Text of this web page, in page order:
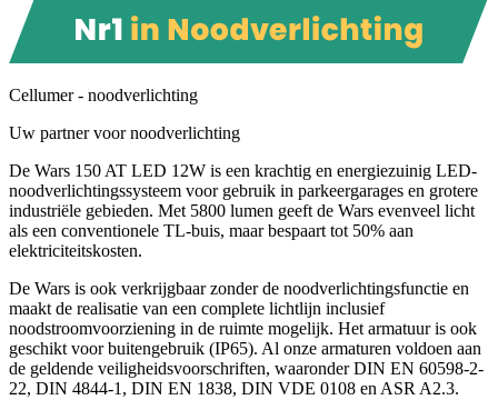
Cellumer - noodverlichting
Uw partner voor noodverlichting
De Wars 150 AT LED 12W is een krachtig en energiezuinig LED-
noodverlichtingssysteem voor gebruik in parkeergarages en grotere
industriële gebieden. Met 5800 lumen geeft de Wars evenveel licht
als een conventionele TL-buis, maar bespaart tot 50% aan
elektriciteitskosten.
De Wars is ook verkrijgbaar zonder de noodverlichtingsfunctie en
maakt de realisatie van een complete lichtlijn inclusief
noodstroomvoorziening in de ruimte mogelijk. Het armatuur is ook
geschikt voor buitengebruik (IP65). Al onze armaturen voldoen aan
de geldende veiligheidsvoorschriften, waaronder DIN EN 60598-2-
22, DIN 4844-1, DIN EN 1838, DIN VDE 0108 en ASR A2.3.